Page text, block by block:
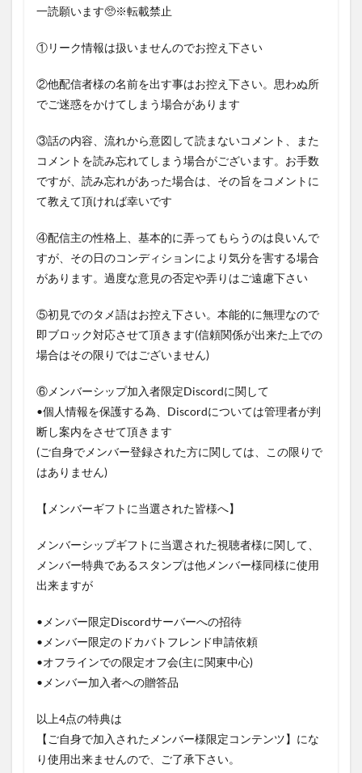
一読願います🥺※転載禁止
①リーク情報は扱いませんのでお控え下さい
②他配信者様の名前を出す事はお控え下さい。思わぬ所
でご迷惑をかけてしまう場合があります
③話の内容、流れから意図して読まないコメント、また
コメントを読み忘れてしまう場合がございます。お手数
ですが、読み忘れがあった場合は、その旨をコメントに
て教えて頂ければ幸いです
④配信主の性格上、基本的に弄ってもらうのは良いんで
すが、その日のコンディションにより気分を害する場合
があります。過度な意見の否定や弄りはご遠慮下さい
⑤初見でのタメ語はお控え下さい。本能的に無理なので
即ブロック対応させて頂きます(信頼関係が出来た上での
場合はその限りではございません)
⑥メンバーシップ加入者限定Discordに関して
•個人情報を保護する為、Discordについては管理者が判
断し案内をさせて頂きます
(ご自身でメンバー登録された方に関しては、この限りで
はありません)
【メンバーギフトに当選された皆様へ】
メンバーシップギフトに当選された視聴者様に関して、
メンバー特典であるスタンプは他メンバー様同様に使用
出来ますが
•メンバー限定Discordサーバーへの招待
•メンバー限定のドカバトフレンド申請依頼
•オフラインでの限定オフ会(主に関東中心)
•メンバー加入者への贈答品
以上4点の特典は
【ご自身で加入されたメンバー様限定コンテンツ】にな
り使用出来ませんので、ご了承下さい。